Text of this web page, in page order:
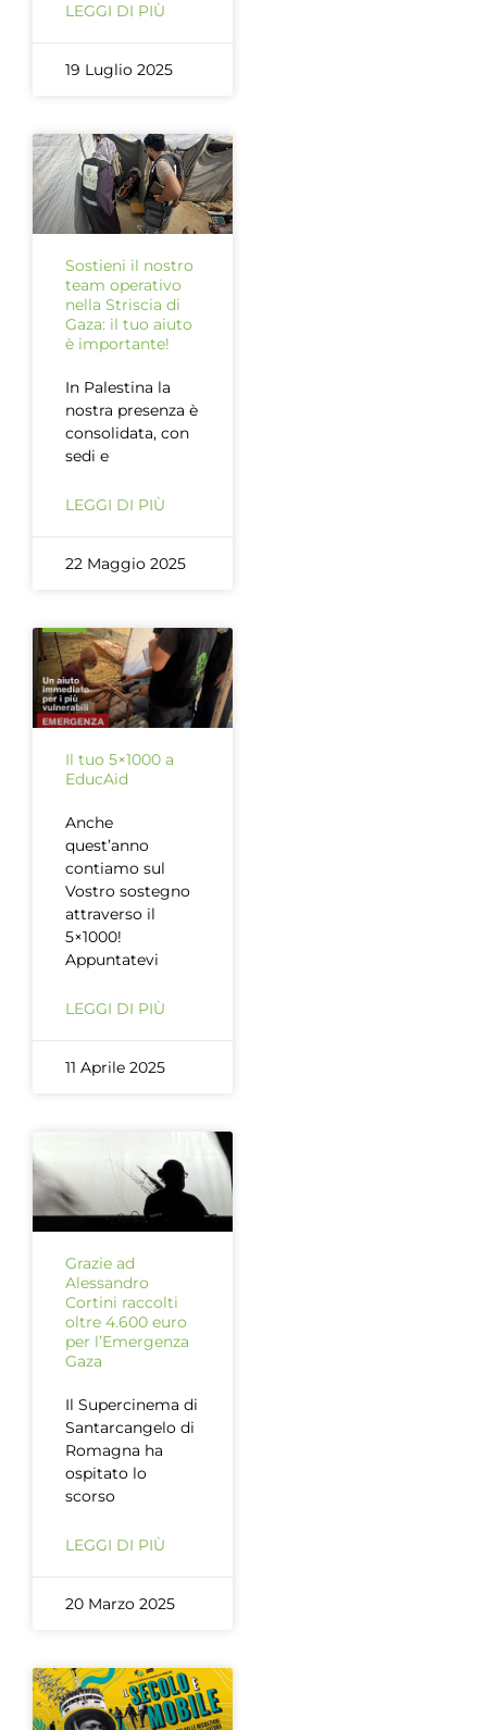
LEGGI DI PIÙ
19 Luglio 2025
Sostieni il nostro
team operativo
nella Striscia di
Gaza: il tuo aiuto
è importante!
In Palestina la
nostra presenza è
consolidata, con
sedi e
LEGGI DI PIÙ
22 Maggio 2025
Il tuo 5×1000 a
EducAid
Anche
quest’anno
contiamo sul
Vostro sostegno
attraverso il
5×1000!
Appuntatevi
LEGGI DI PIÙ
11 Aprile 2025
Grazie ad
Alessandro
Cortini raccolti
oltre 4.600 euro
per l’Emergenza
Gaza
Il Supercinema di
Santarcangelo di
Romagna ha
ospitato lo
scorso
LEGGI DI PIÙ
20 Marzo 2025